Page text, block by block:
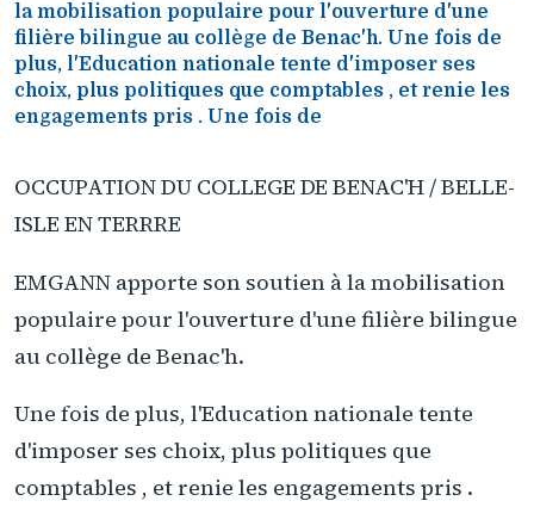
la mobilisation populaire pour l'ouverture d'une
filière bilingue au collège de Benac'h. Une fois de
plus, l'Education nationale tente d'imposer ses
choix, plus politiques que comptables , et renie les
engagements pris . Une fois de
OCCUPATION DU COLLEGE DE BENAC'H / BELLE-
ISLE EN TERRRE
EMGANN apporte son soutien à la mobilisation
populaire pour l'ouverture d'une filière bilingue
au collège de Benac'h.
Une fois de plus, l'Education nationale tente
d'imposer ses choix, plus politiques que
comptables , et renie les engagements pris .